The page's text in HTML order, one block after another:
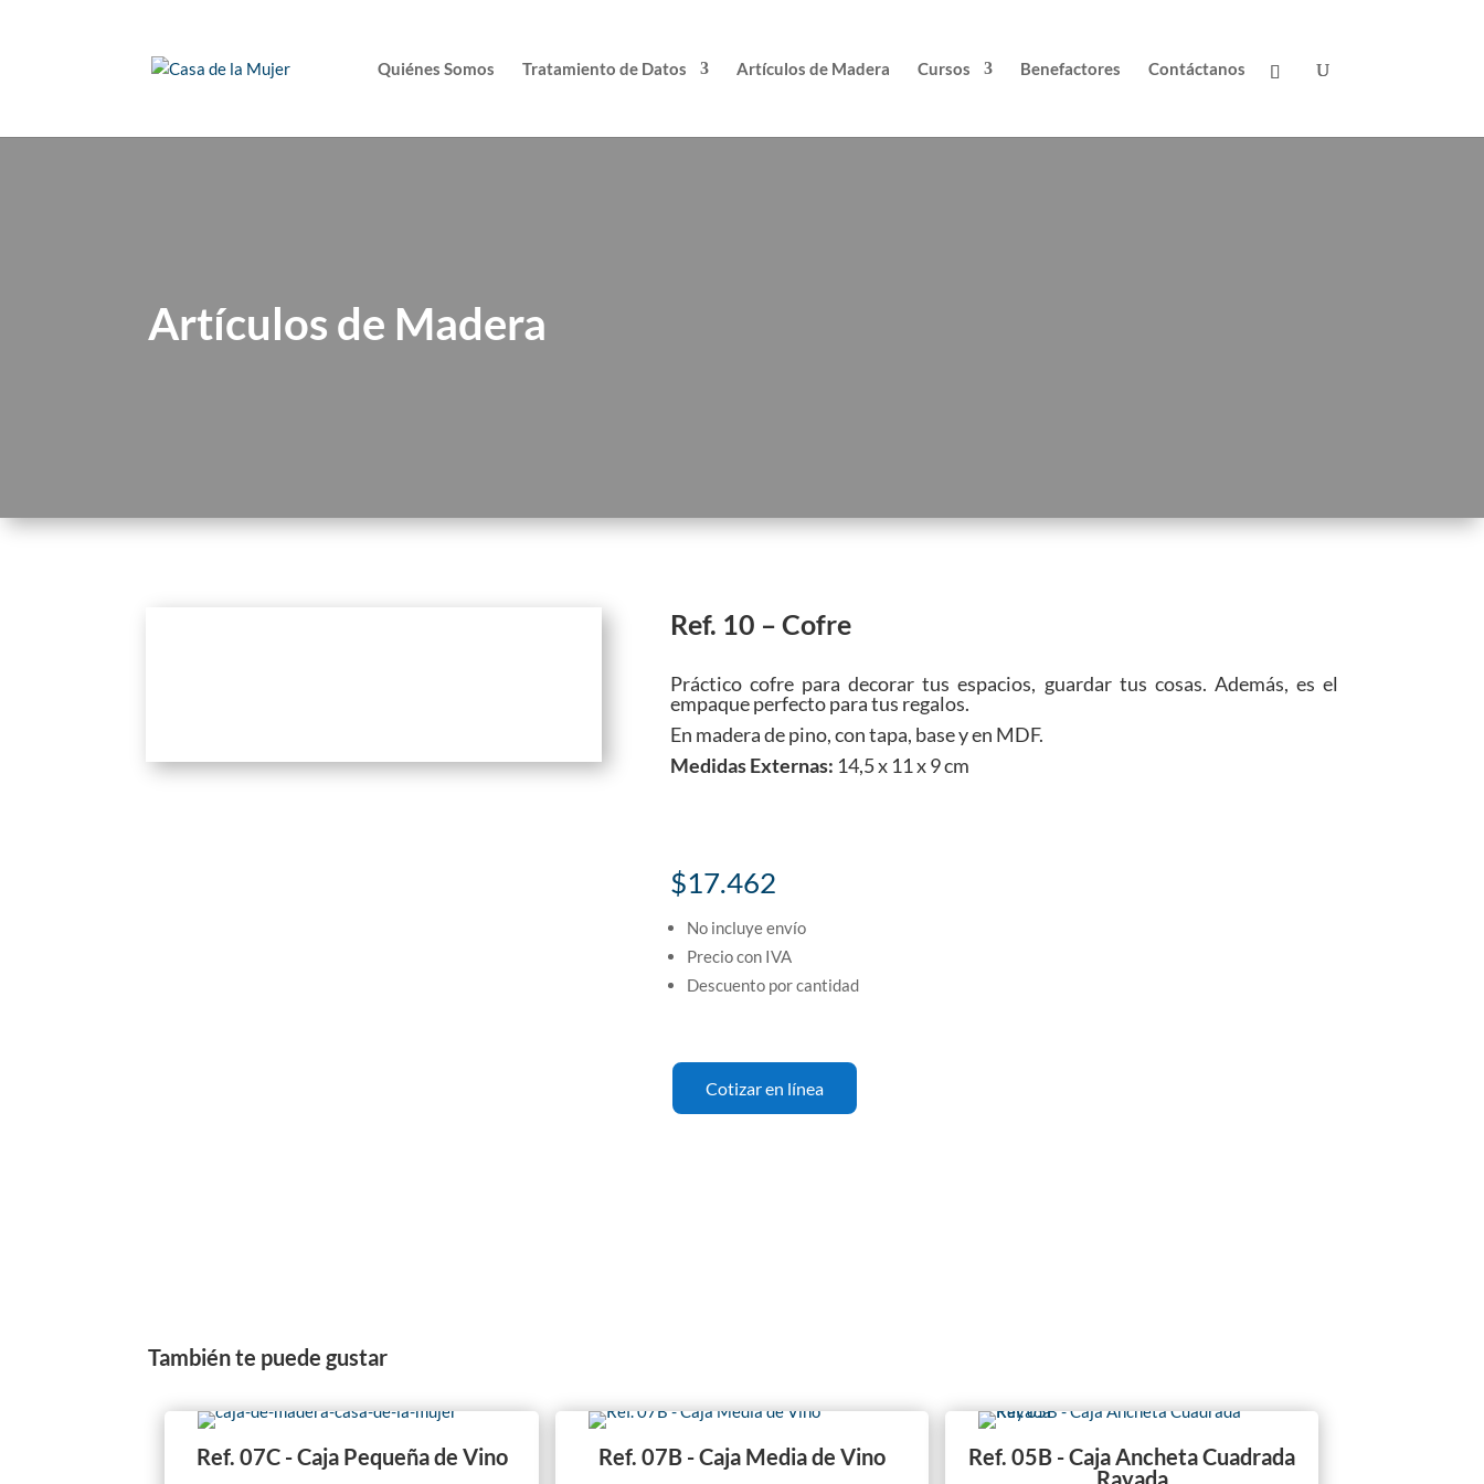
Quiénes Somos Tratamiento de Datos Artículos de Madera Cursos Benefactores Contáctanos
Artículos de Madera
Ref. 10 – Cofre
Práctico cofre para decorar tus espacios, guardar tus cosas. Además, es el
empaque perfecto para tus regalos.
En madera de pino, con tapa, base y en MDF.
Medidas Externas: 14,5 x 11 x 9 cm
$17.462
No incluye envío
Precio con IVA
Descuento por cantidad
Cotizar en línea
También te puede gustar
Ref. 07C - Caja Pequeña de Vino Ref. 07B - Caja Media de Vino
Ref. 05B - Caja Ancheta Cuadrada
Rayada